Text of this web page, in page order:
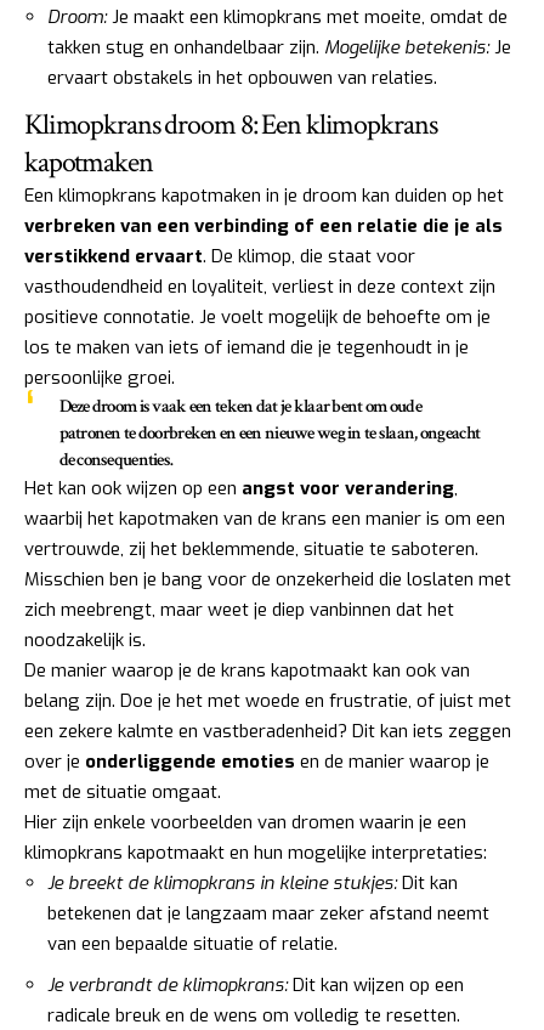
Droom:Je maakt een klimopkrans met moeite, omdat de
takken stug en onhandelbaar zijn. Mogelijke betekenis:Je
ervaart obstakels in het opbouwen van relaties.
Klimopkrans droom 8: Een klimopkrans
kapotmaken
Een klimopkrans kapotmaken in je droom kan duiden op het
verbreken van een verbinding of een relatie die je als
verstikkend ervaart. De klimop, die staat voor
vasthoudendheid en loyaliteit, verliest in deze context zijn
positieve connotatie. Je voelt mogelijk de behoefte om je
los te maken van iets of iemand die je tegenhoudt in je
persoonlijke groei.
Deze droom is vaak een teken dat je klaar bent om oude
patronen te doorbreken en een nieuwe weg in te slaan, ongeacht
de consequenties.
Het kan ook wijzen op een angst voor verandering,
waarbij het kapotmaken van de krans een manier is om een
vertrouwde, zij het beklemmende, situatie te saboteren.
Misschien ben je bang voor de onzekerheid die loslaten met
zich meebrengt, maar weet je diep vanbinnen dat het
noodzakelijk is.
De manier waarop je de krans kapotmaakt kan ook van
belang zijn. Doe je het met woede en frustratie, of juist met
een zekere kalmte en vastberadenheid? Dit kan iets zeggen
over je onderliggende emoties en de manier waarop je
met de situatie omgaat.
Hier zijn enkele voorbeelden van dromen waarin je een
klimopkrans kapotmaakt en hun mogelijke interpretaties:
Je breekt de klimopkrans in kleine stukjes:Dit kan
betekenen dat je langzaam maar zeker afstand neemt
van een bepaalde situatie of relatie.
Je verbrandt de klimopkrans:Dit kan wijzen op een
radicale breuk en de wens om volledig te resetten.